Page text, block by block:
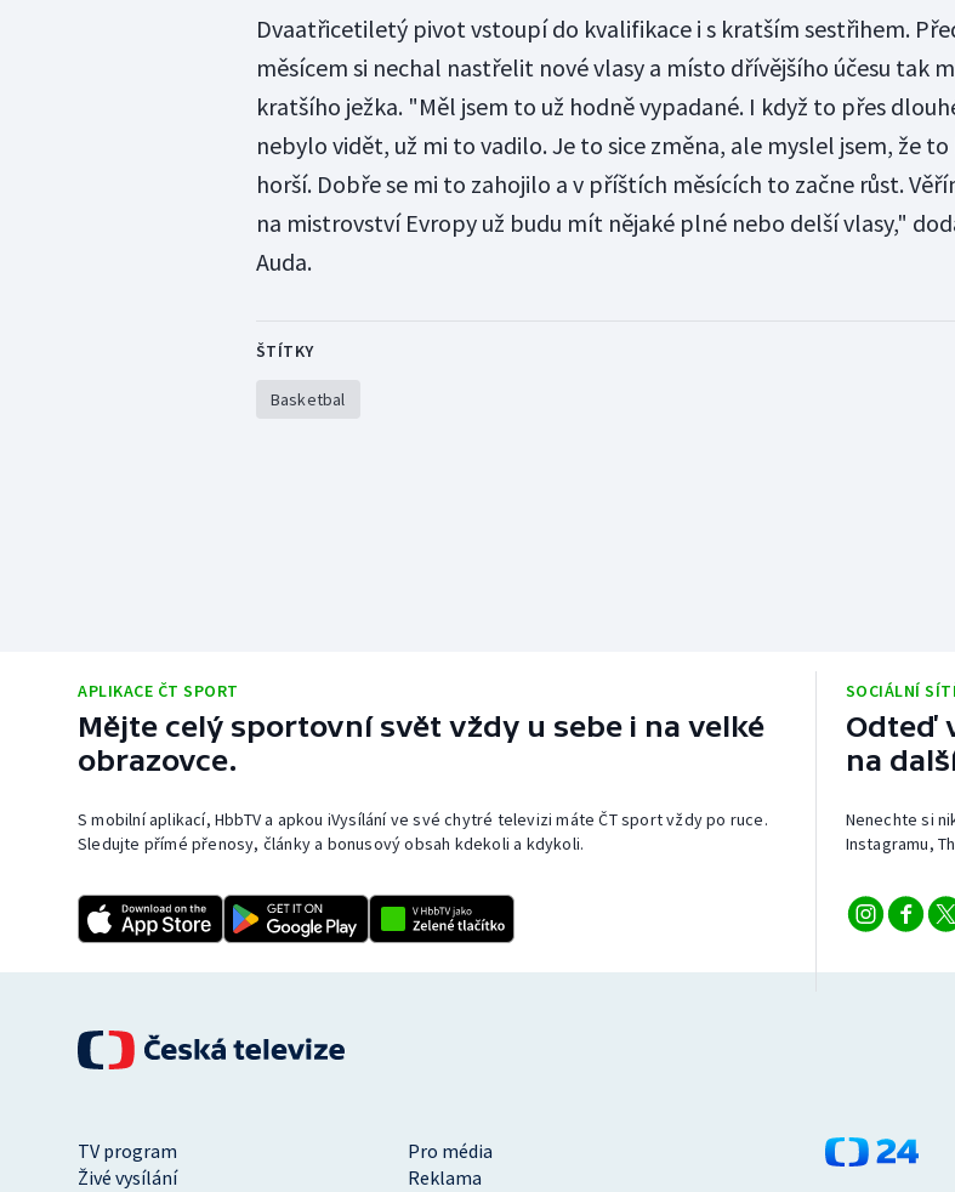
Dvaatřicetiletý pivot vstoupí do kvalifikace i s kratším sestřihem.
měsícem si nechal nastřelit nové vlasy a místo dřívějšího účesu tak
kratšího ježka. "Měl jsem to už hodně vypadané. I když to přes
nebylo vidět, už mi to vadilo. Je to sice změna, ale myslel jsem, že
horší. Dobře se mi to zahojilo a v příštích měsících to začne růst.
na mistrovství Evropy už budu mít nějaké plné nebo delší vlasy,"
Auda.
ŠTÍTKY
Basketbal
APLIKACE ČT SPORT
Mějte celý sportovní svět vždy u sebe i na velké
obrazovce.
S mobilní aplikací, HbbTV a apkou iVysílání ve své chytré televizi máte ČT sport vždy po ruce.
Sledujte přímé přenosy, články a bonusový obsah kdekoli a kdykoli.
SOCIÁLNÍ
Odteď
na
Nenechte si
Instagramu,
TV program
Pro média
Živé vysílání
Reklama